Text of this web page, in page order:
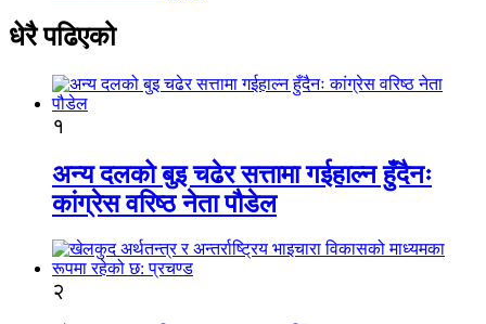
धेरै पढिएको
१
अन्य दलको बुइ चढेर सत्तामा गईहाल्न हुँदैनः
कांग्रेस वरिष्ठ नेता पौडेल
२